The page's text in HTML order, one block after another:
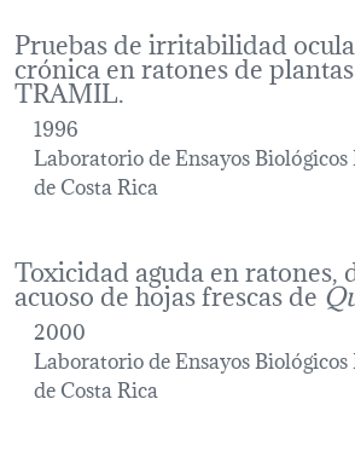
Pruebas de irritabilidad
crónica en ratones de
TRAMIL.
1996
Laboratorio de Ensayos
de Costa Rica
Toxicidad aguda en ratones,
acuoso de hojas frescas de
2000
Laboratorio de Ensayos
de Costa Rica